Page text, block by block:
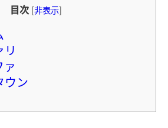
目次 [非表示]
ウン